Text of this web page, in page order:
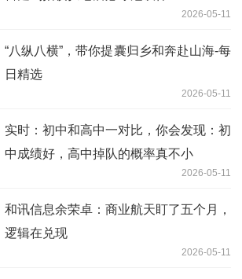
2026-05-11
“八纵八横”，带你提囊归乡和奔赴山海-每
日精选
2026-05-11
实时：初中和高中一对比，你会发现：初
中成绩好，高中掉队的概率真不小
2026-05-11
和讯信息余荣卓：商业航天盯了五个月，
逻辑在兑现
2026-05-11